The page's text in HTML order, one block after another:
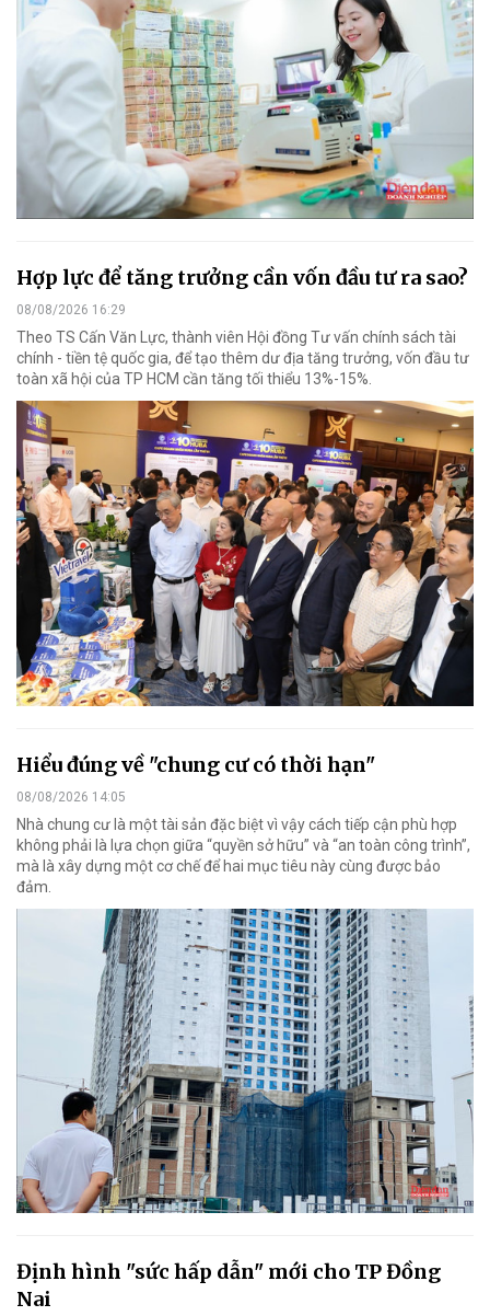
Hợp lực để tăng trưởng cần vốn đầu tư ra sao?
08/08/2026 16:29
Theo TS Cấn Văn Lực, thành viên Hội đồng Tư vấn chính sách tài
chính - tiền tệ quốc gia, để tạo thêm dư địa tăng trưởng, vốn đầu tư
toàn xã hội của TP HCM cần tăng tối thiểu 13%-15%.
Hiểu đúng về "chung cư có thời hạn"
08/08/2026 14:05
Nhà chung cư là một tài sản đặc biệt vì vậy cách tiếp cận phù hợp
không phải là lựa chọn giữa “quyền sở hữu” và “an toàn công trình”,
mà là xây dựng một cơ chế để hai mục tiêu này cùng được bảo
đảm.
Định hình "sức hấp dẫn" mới cho TP Đồng
Nai